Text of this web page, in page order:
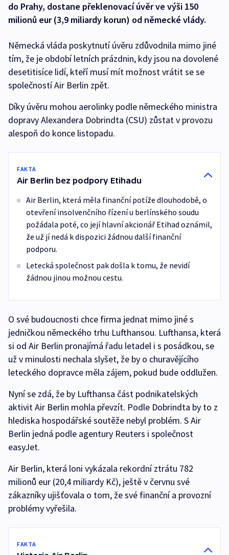
do Prahy, dostane překlenovací úvěr ve výši 150
milionů eur (3,9 miliardy korun) od německé vlády.
Německá vláda poskytnutí úvěru zdůvodnila mimo jiné
tím, že je období letních prázdnin, kdy jsou na dovolené
desetitisíce lidí, kteří musí mít možnost vrátit se se
společností Air Berlin zpět.
Díky úvěru mohou aerolinky podle německého ministra
dopravy Alexandera Dobrindta (CSU) zůstat v provozu
alespoň do konce listopadu.
FAKTA
Air Berlin bez podpory Etihadu
Air Berlin, která měla finanční potíže dlouhodobě, o
otevření insolvenčního řízení u berlínského soudu
požádala poté, co její hlavní akcionář Etihad oznámil,
že už jí nedá k dispozici žádnou další finanční
podporu.
Letecká společnost pak došla k tomu, že nevidí
žádnou jinou možnou cestu.
O své budoucnosti chce firma jednat mimo jiné s
jedničkou německého trhu Lufthansou. Lufthansa, která
si od Air Berlin pronajímá řadu letadel i s posádkou, se
už v minulosti nechala slyšet, že by o churavějícího
leteckého dopravce měla zájem, pokud bude oddlužen.
Nyní se zdá, že by Lufthansa část podnikatelských
aktivit Air Berlin mohla převzít. Podle Dobrindta by to z
hlediska hospodářské soutěže nebyl problém. S Air
Berlin jedná podle agentury Reuters i společnost
easyJet.
Air Berlin, která loni vykázala rekordní ztrátu 782
milionů eur (20,4 miliardy Kč), ještě v červnu své
zákazníky ujišťovala o tom, že své finanční a provozní
problémy vyřešila.
FAKTA